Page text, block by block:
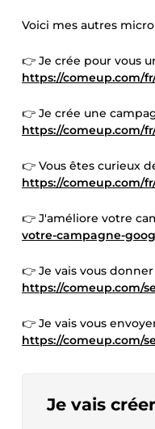
Voici mes autres
👉 Je crée pour vous
https://comeup.com/
👉 Je crée une
https://comeup.com/
👉 Vous êtes curieux
https://comeup.com/
👉 J'améliore votre
votre-campagne-
👉 Je vais vous
https://comeup.com/
👉 Je vais vous
https://comeup.com/
Je vais